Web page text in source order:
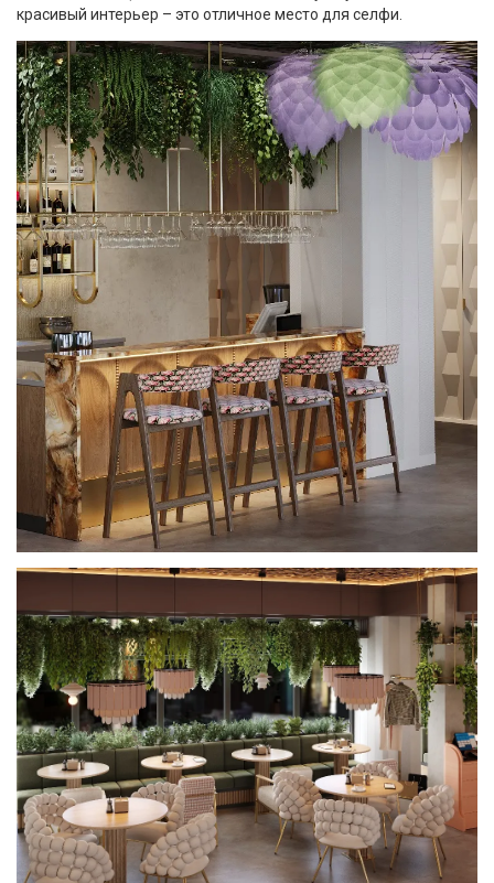
красивый интерьер – это отличное место для селфи.